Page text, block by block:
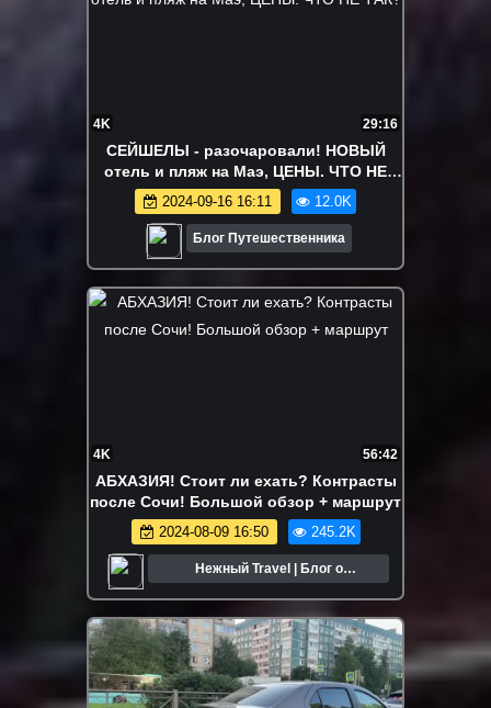
4K 29:16
СЕЙШЕЛЫ - разочаровали! НОВЫЙ
отель и пляж на Маэ, ЦЕНЫ. ЧТО НЕ
ТАК?
2024-09-16 16:11 12.0K
Блог Путешественника
4K 56:42
АБХАЗИЯ! Стоит ли ехать? Контрасты
после Сочи! Большой обзор + маршрут
2024-08-09 16:50 245.2K
Нежный Travel | Блог о